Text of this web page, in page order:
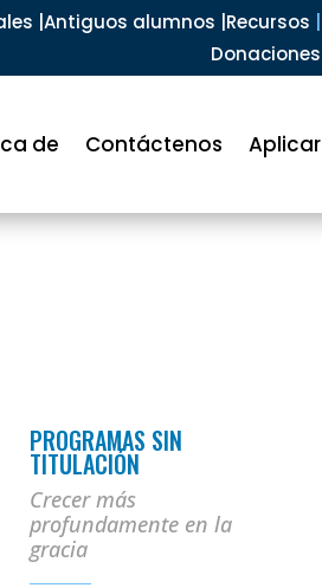
| Antiguos alumnos | Recursos
Donaciones
de Contáctenos Aplicar
PROGRAMAS SIN
TITULACIÓN
Crecer más
profundamente en la
gracia